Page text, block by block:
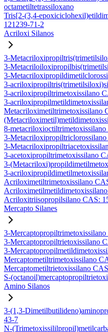
octametiltetrassiloxano
Tris[2-(3,4-
121239-71-2
Acriloxi Silanos
3-
3-
3-
3-
3-acriloxipropiltrimetoxissilano
3-
Metacriloximetiltrimetoxissilano
8-
3-
3-
3-acetoxipropiltrimetoxissilano
3-
3-
Acriloximetiltrimetoxissilano
Acriloxitriisopropilsilano CAS:
Mercapto Silanes
3-
3-Mercaptopropiltrietoxissilano
3-
Mercaptometiltrimetoxissilano
Mercaptometiltrietoxissilano
S-
Amino Silanos
3-(1,3-
43-7
N-